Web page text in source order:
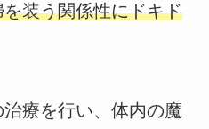
装う関係性にドキド
療を行い、体内の魔